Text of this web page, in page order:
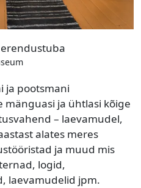
ja pootsmani
ja ühtlasi kõige
– laevamudel,
alates meres
ja muud mis
logid,
laevamudelid jpm.